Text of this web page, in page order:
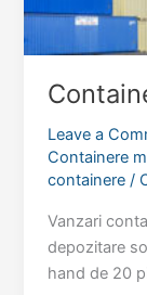
Leave a
Containere
containere /
Vanzari
depozitare
hand de 20